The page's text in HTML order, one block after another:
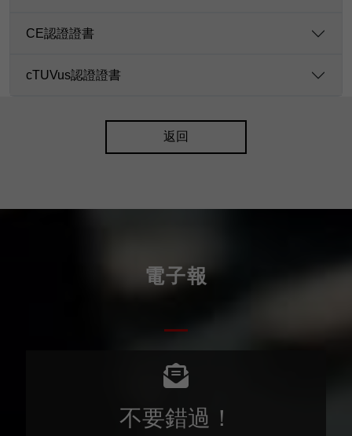
CE認證證書
cTUVus認證證書
返回
電子報
不要錯過！